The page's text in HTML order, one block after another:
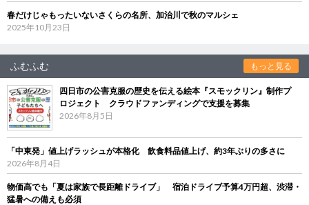
春だけじゃもったいないさくらの名所、加治川で秋のマルシェ
2025年10月23日
ふむふむ もっと見る
四日市の公害克服の歴史を伝える絵本『スモックリン』制作プ
ロジェクト クラウドファンディングで支援を募集
2026年8月5日
「中東発」値上げラッシュが本格化 飲食料品値上げ、約3年ぶりの多さに
2026年8月4日
物価高でも「夏は家族で長距離ドライブ」 宿泊ドライブ予算4万円超、渋滞・
猛暑への備えも必須